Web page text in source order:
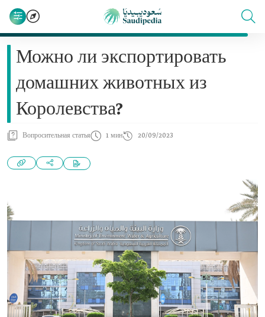
Можно ли экспортировать
домашних животных из
Королевства?
Вопросительная статья 1 мин 20/09/2023